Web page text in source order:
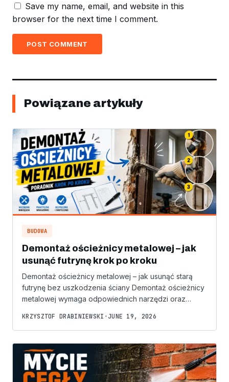
Save my name, email, and website in this
browser for the next time I comment.
POST COMMENT
Powiązane artykuły
BUDOWA
Demontaż ościeżnicy metalowej – jak
usunąć futrynę krok po kroku
Demontaż ościeżnicy metalowej – jak usunąć starą
futrynę bez uszkodzenia ściany Demontaż ościeżnicy
metalowej wymaga odpowiednich narzędzi oraz…
KRZYSZTOF DRABINIEWSKI • JUNE 19, 2026